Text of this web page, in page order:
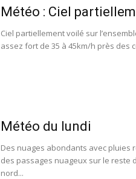
Météo : Ciel
Ciel partiellement voilé sur
assez fort de 35 à 45km/h près des
Météo du lundi
Des nuages abondants avec pluies
des passages nuageux sur le reste
nord...